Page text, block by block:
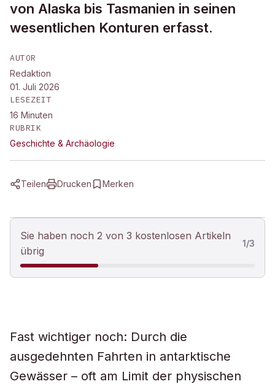
von Alaska bis Tasmanien in seinen
wesentlichen Konturen erfasst.
AUTOR
Redaktion
01. Juli 2026
LESEZEIT
16 Minuten
RUBRIK
Geschichte & Archäologie
Teilen Drucken Merken
Sie haben noch 2 von 3 kostenlosen Artikeln
übrig
1/3
Fast wichtiger noch: Durch die
ausgedehnten Fahrten in antarktische
Gewässer – oft am Limit der physischen